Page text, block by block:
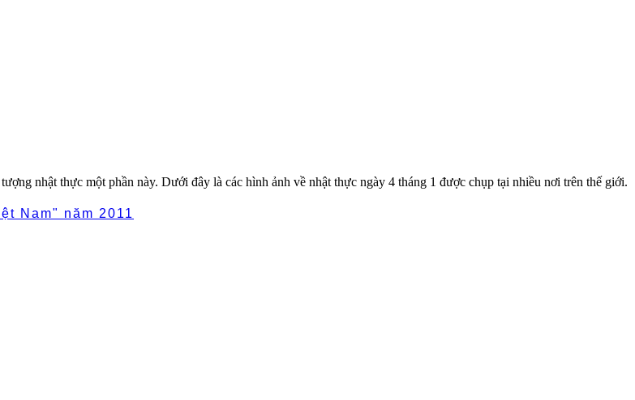
nhật thực một phần này. Dưới đây là các hình ảnh về nhật thực ngày 4 tháng 1 được chụp tại nhiều nơi trên thế giới.
Nam" năm 2011